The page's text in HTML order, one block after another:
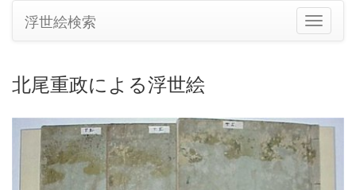
ナ
ビ
ン
切
り
替
浮世絵検索
北尾重政による浮世絵